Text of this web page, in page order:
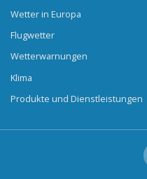
Wetter in Europa
Flugwetter
Wetterwarnungen
Klima
Produkte und Dienstleistungen